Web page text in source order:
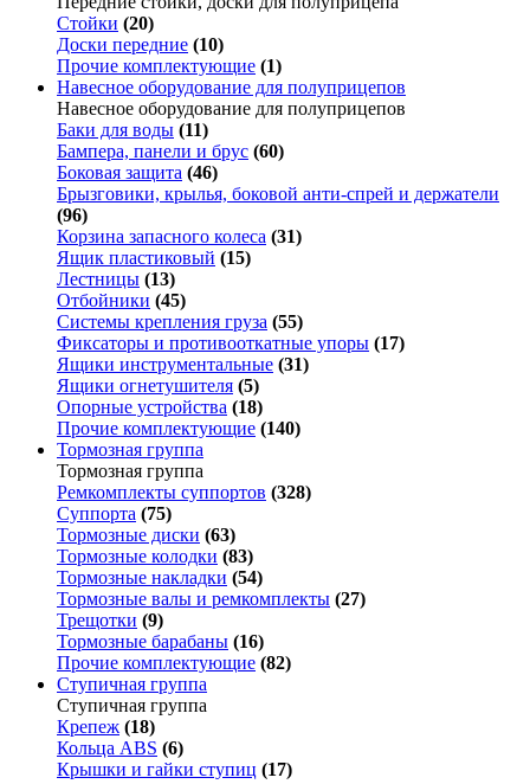
Стойки (20)
Доски передние (10)
Прочие комплектующие (1)
Навесное оборудование для полуприцепов
Навесное оборудование для полуприцепов
Баки для воды (11)
Бампера, панели и брус (60)
Боковая защита (46)
Брызговики, крылья, боковой анти-спрей и держатели
(96)
Корзина запасного колеса (31)
Ящик пластиковый (15)
Лестницы (13)
Отбойники (45)
Системы крепления груза (55)
Фиксаторы и противооткатные упоры (17)
Ящики инструментальные (31)
Ящики огнетушителя (5)
Опорные устройства (18)
Прочие комплектующие (140)
Тормозная группа
Тормозная группа
Ремкомплекты суппортов (328)
Суппорта (75)
Тормозные диски (63)
Тормозные колодки (83)
Тормозные накладки (54)
Тормозные валы и ремкомплекты (27)
Трещотки (9)
Тормозные барабаны (16)
Прочие комплектующие (82)
Ступичная группа
Ступичная группа
Крепеж (18)
Кольца ABS (6)
Крышки и гайки ступиц (17)